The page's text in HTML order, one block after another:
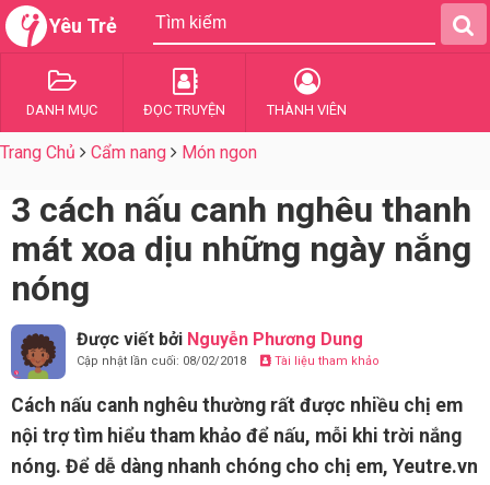
Yêu Trẻ
DANH MỤC ĐỌC TRUYỆN THÀNH VIÊN
Trang Chủ Cẩm nang Món ngon
3 cách nấu canh nghêu thanh
mát xoa dịu những ngày nắng
nóng
Được viết bởi Nguyễn Phương Dung
Cập nhật lần cuối: 08/02/2018 Tài liệu tham khảo
Cách nấu canh nghêu thường rất được nhiều chị em
nội trợ tìm hiểu tham khảo để nấu, mỗi khi trời nắng
nóng. Để dễ dàng nhanh chóng cho chị em, Yeutre.vn